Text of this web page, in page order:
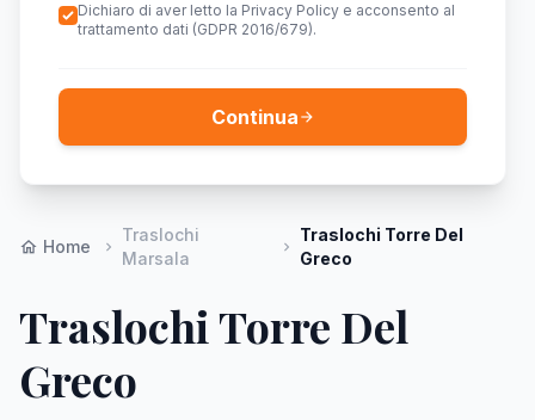
Dichiaro di aver letto la Privacy Policy e acconsento al
trattamento dati (GDPR 2016/679).
Continua arrow_forward
home Home chevron_right
Traslochi
Marsala
chevron_right
Traslochi Torre Del
Greco
Traslochi Torre Del
Greco